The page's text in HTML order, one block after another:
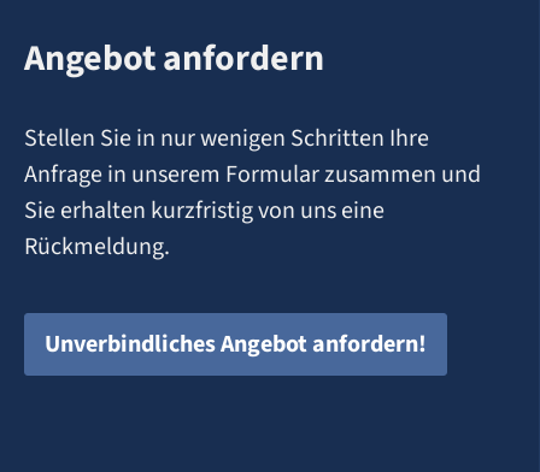
Angebot anfordern
Stellen Sie in nur wenigen Schritten Ihre
Anfrage in unserem Formular zusammen und
Sie erhalten kurzfristig von uns eine
Rückmeldung.
Unverbindliches Angebot anfordern!